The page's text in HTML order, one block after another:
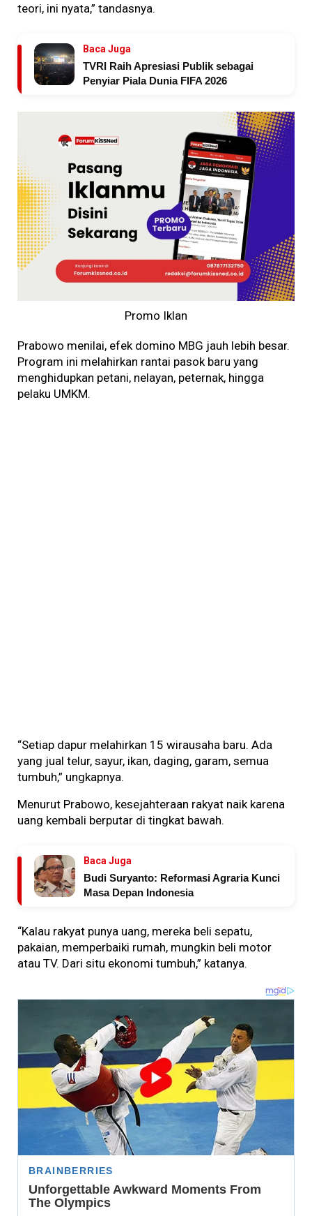
teori, ini nyata,” tandasnya.
Baca Juga
TVRI Raih Apresiasi Publik sebagai
Penyiar Piala Dunia FIFA 2026
Promo Iklan
Prabowo menilai, efek domino MBG jauh lebih besar.
Program ini melahirkan rantai pasok baru yang
menghidupkan petani, nelayan, peternak, hingga
pelaku UMKM.
“Setiap dapur melahirkan 15 wirausaha baru. Ada
yang jual telur, sayur, ikan, daging, garam, semua
tumbuh,” ungkapnya.
Menurut Prabowo, kesejahteraan rakyat naik karena
uang kembali berputar di tingkat bawah.
Baca Juga
Budi Suryanto: Reformasi Agraria Kunci
Masa Depan Indonesia
“Kalau rakyat punya uang, mereka beli sepatu,
pakaian, memperbaiki rumah, mungkin beli motor
atau TV. Dari situ ekonomi tumbuh,” katanya.